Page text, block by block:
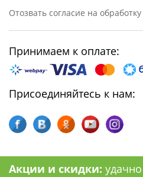
Отозвать согласие на
Принимаем к оплате:
Присоединяйтесь к нам:
Акции и скидки: